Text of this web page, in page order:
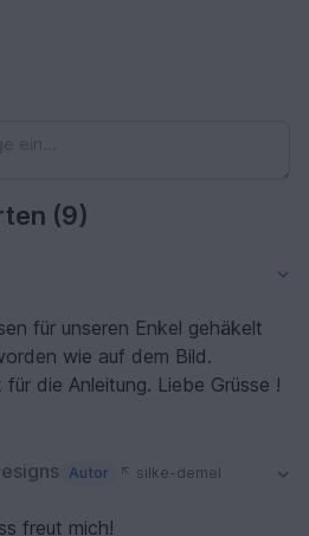
(9)
für unseren Enkel gehäkelt
wie auf dem Bild.
die Anleitung. Liebe Grüsse !
Autor
silke-demel
freut mich!